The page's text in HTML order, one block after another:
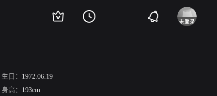
生日： 1972.06.19
身高： 193cm